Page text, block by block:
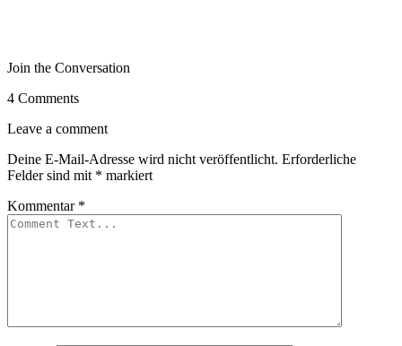
Join the Conversation
4 Comments
Leave a comment
Deine E-Mail-Adresse wird nicht veröffentlicht. Erforderliche
Felder sind mit * markiert
Kommentar *